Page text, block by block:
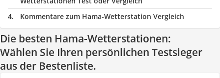
Kommentare zum Hama-Wetterstation Vergleich
Die besten Hama-Wetterstationen:
Wählen Sie Ihren persönlichen Testsieger
aus der Bestenliste.